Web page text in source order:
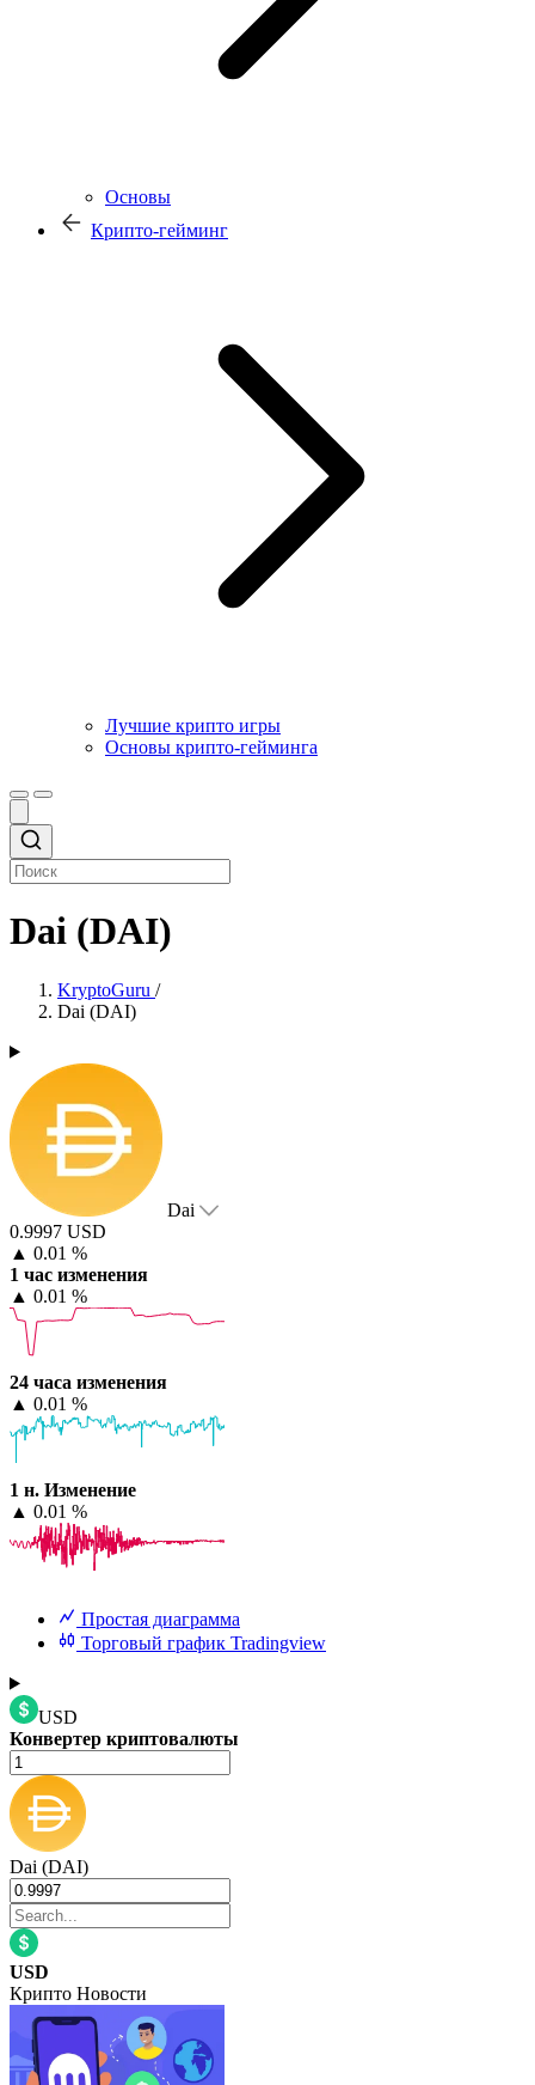
Основы
Крипто-гейминг
Лучшие крипто игры
Основы крипто-гейминга
Dai (DAI)
KryptoGuru /
Dai (DAI)
Dai
0.9997 USD
▲ 0.01 %
1 час изменения
▲ 0.01 %
24 часа изменения
▲ 0.01 %
1 н. Изменение
▲ 0.01 %
Простая диаграмма
Торговый график Tradingview
USD
Конвертер криптовалюты
Dai (DAI)
USD
Крипто Новости